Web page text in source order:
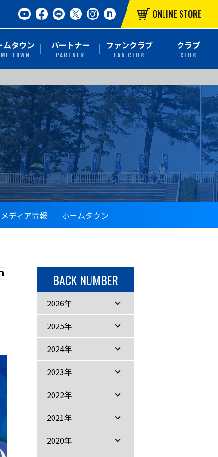
ONLINE STORE
ムタウン
TOWN
パートナー
PARTNER
ファンクラブ
FAN CLUB
クラブ
CLUB
メディア情報 ホームタウン
BACK NUMBER
2026年
2025年
2024年
2023年
2022年
2021年
2020年